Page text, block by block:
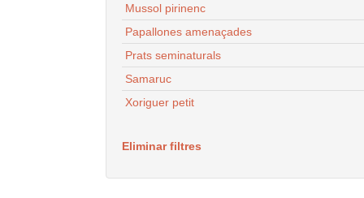
Mussol pirinenc
Papallones amenaçades
Prats seminaturals
Samaruc
Xoriguer petit
Eliminar filtres